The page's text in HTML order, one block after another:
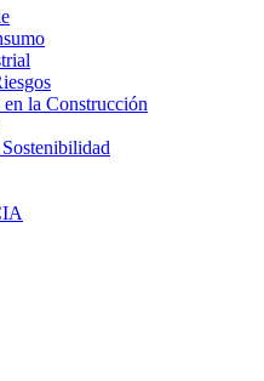
la Construcción